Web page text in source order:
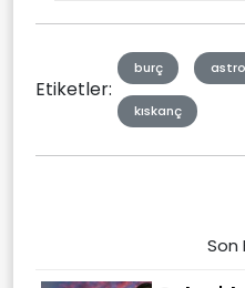
Etiketler:
burç
kıskanç
Son